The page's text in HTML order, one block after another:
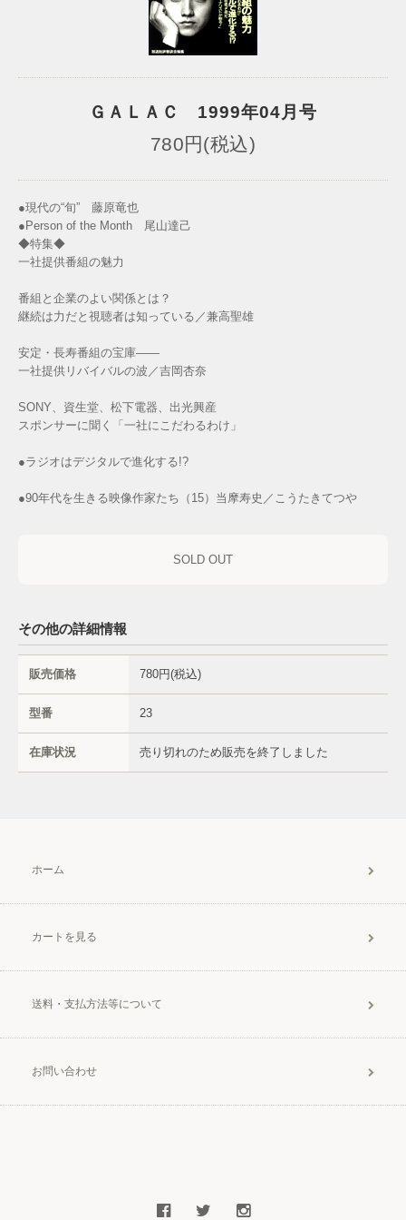
ＧＡＬＡＣ 1999年04月号
780円(税込)
●現代の“旬” 藤原竜也
●Person of the Month 尾山達己
◆特集◆
一社提供番組の魅力
番組と企業のよい関係とは？
継続は力だと視聴者は知っている／兼高聖雄
安定・長寿番組の宝庫――
一社提供リバイバルの波／吉岡杏奈
SONY、資生堂、松下電器、出光興産
スポンサーに聞く「一社にこだわるわけ」
●ラジオはデジタルで進化する!?
●90年代を生きる映像作家たち（15）当摩寿史／こうたきてつや
SOLD OUT
その他の詳細情報
販売価格 780円(税込)
型番 23
在庫状況 売り切れのため販売を終了しました
ホーム
カートを見る
送料・支払方法等について
お問い合わせ